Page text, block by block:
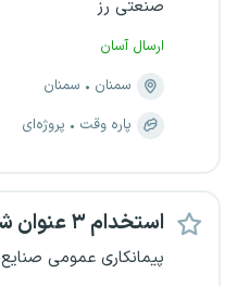
صنعتی رز
ارسال آسان
سمنان
سمنان
پاره وقت
پروژه‌ای
استخدام ۳ عنوان شغلی
پیمانکاری عمومی